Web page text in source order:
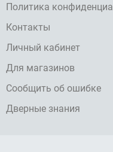
Политика
Контакты
Личный кабинет
Для магазинов
Сообщить об ошибке
Дверные знания